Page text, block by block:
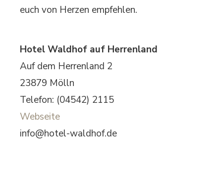
euch von Herzen empfehlen.
Hotel Waldhof auf Herrenland
Auf dem Herrenland 2
23879 Mölln
Telefon: (04542) 2115
Webseite
info@hotel-waldhof.de